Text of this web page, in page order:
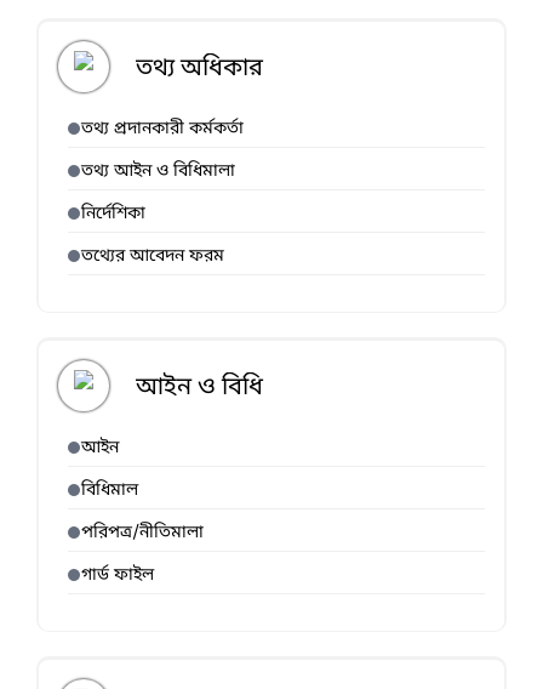
তথ্য অধিকার
তথ্য প্রদানকারী কর্মকর্তা
তথ্য আইন ও বিধিমালা
নির্দেশিকা
তথ্যের আবেদন ফরম
আইন ও বিধি
আইন
বিধিমাল
পরিপত্র/নীতিমালা
গার্ড ফাইল